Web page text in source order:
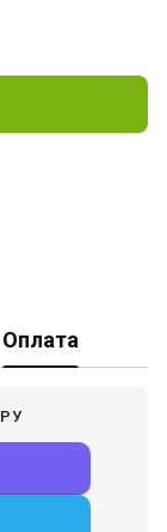
Оплата